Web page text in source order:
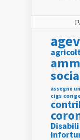
assegno
cigs
Disabili